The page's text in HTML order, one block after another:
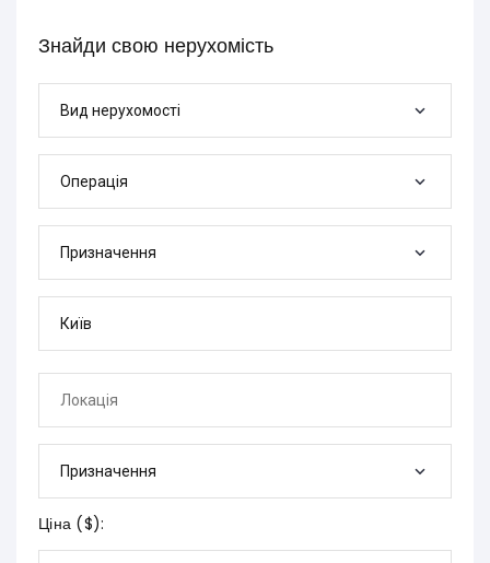
Знайди свою нерухомість
Вид нерухомості
Операція
Призначення
Призначення
Ціна ($):